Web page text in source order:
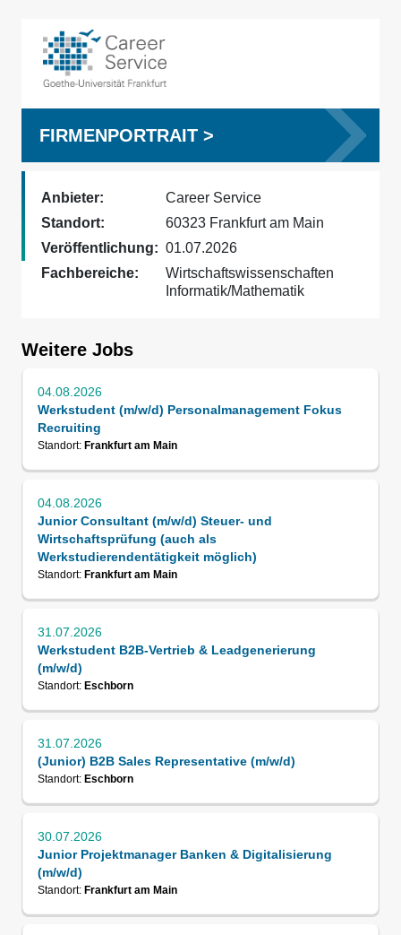
FIRMENPORTRAIT >
Anbieter:
Career Service
Standort:
60323 Frankfurt am Main
Veröffentlichung: 01.07.2026
Fachbereiche:
Wirtschaftswissenschaften
Informatik/Mathematik
Weitere Jobs
04.08.2026
Werkstudent (m/w/d) Personalmanagement Fokus
Recruiting
Standort: Frankfurt am Main
04.08.2026
Junior Consultant (m/w/d) Steuer- und
Wirtschaftsprüfung (auch als
Werkstudierendentätigkeit möglich)
Standort: Frankfurt am Main
31.07.2026
Werkstudent B2B-Vertrieb & Leadgenerierung
(m/w/d)
Standort: Eschborn
31.07.2026
(Junior) B2B Sales Representative (m/w/d)
Standort: Eschborn
30.07.2026
Junior Projektmanager Banken & Digitalisierung
(m/w/d)
Standort: Frankfurt am Main